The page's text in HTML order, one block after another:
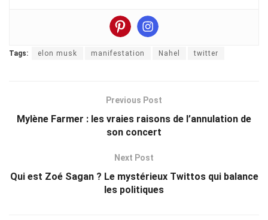
Tags: elon musk manifestation Nahel twitter
Previous Post
Mylène Farmer : les vraies raisons de l’annulation de
son concert
Next Post
Qui est Zoé Sagan ? Le mystérieux Twittos qui balance
les politiques